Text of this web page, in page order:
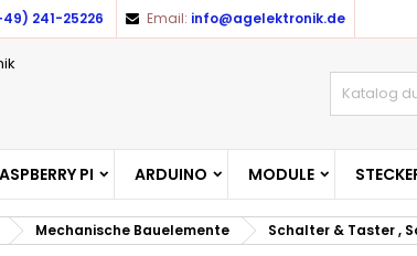
241-25226 Email: info@agelektronik.de
PI ARDUINO MODULE
Mechanische Bauelemente Schalter & Taster ,